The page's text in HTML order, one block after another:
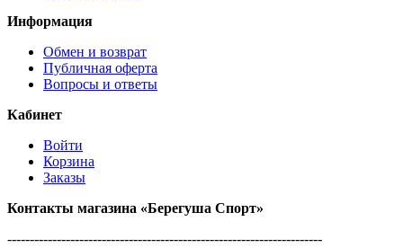
Информация
Обмен и возврат
Публичная оферта
Вопросы и ответы
Кабинет
Войти
Корзина
Заказы
Контакты магазина «Берегуша Спорт»
----------------------------------------------------------------------